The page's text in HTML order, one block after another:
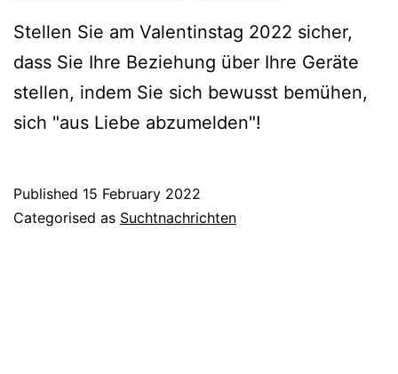
Stellen Sie am Valentinstag 2022 sicher,
dass Sie Ihre Beziehung über Ihre Geräte
stellen, indem Sie sich bewusst bemühen,
sich "aus Liebe abzumelden"!
Published 15 February 2022
Categorised as Suchtnachrichten